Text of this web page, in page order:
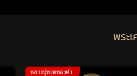
พระ
หลวงปู่ทวดทองคำ